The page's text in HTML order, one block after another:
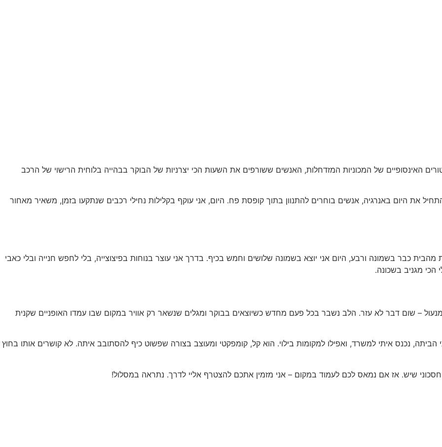
האינסופיים של המכוניות המזדחלות, האנשים ששורפים את השעות הכי יצרניות של הבוקר בבהייה בלוחית הרישוי של הרכב
את היום באנרגיה, אנשים בוחרים להתנוון בתוך קופסת פח. היום, אני עוקף בקלילות נחילי רכבים שנתקעו בזמן, משאיר מאחור
כבר בשמונה ורבע, היום אני יוצא בשמונה שלושים וחמש בכיף. בדרך אני עוצר בנוחות בפיצוצייה, בלי לחפש חנייה ובלי כאבי
הכי מגניב בשכונה.
מנעול – שום דבר לא עזר. הלב נשבר בכל פעם מחדש כשיוצאים בבוקר ומגלים שנשאר רק אוויר במקום שבו עמדו האופניים שקנית
נכנס איתי למשרד, ואפילו למקומות בילוי. הוא קל, קומפקטי ומעוצב בצורה שפשוט כיף להסתובב איתה. לא קושרים אותו בחוץ
שיש. אז אם נמאס לכם לעמוד במקום – אני מזמין אתכם להצטרף אליי לדרך. נתראה במסלול!